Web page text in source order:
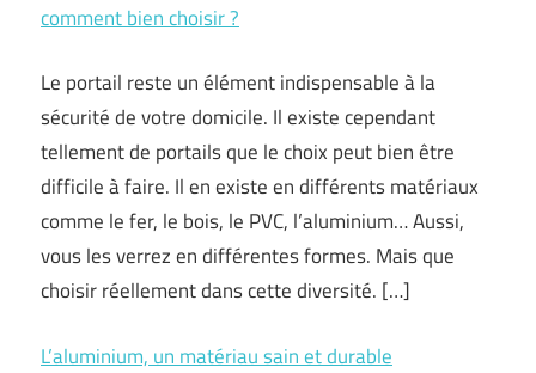
comment bien choisir ?
Le portail reste un élément indispensable à la
sécurité de votre domicile. Il existe cependant
tellement de portails que le choix peut bien être
difficile à faire. Il en existe en différents matériaux
comme le fer, le bois, le PVC, l’aluminium… Aussi,
vous les verrez en différentes formes. Mais que
choisir réellement dans cette diversité. […]
L’aluminium, un matériau sain et durable